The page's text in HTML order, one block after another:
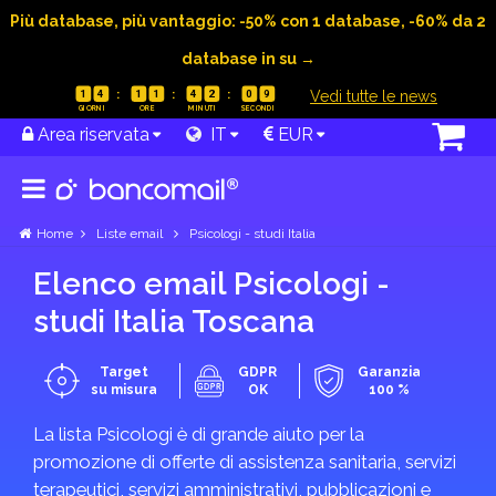
Più database, più vantaggio: -50% con 1 database, -60% da 2
database in su →
1 4 1 1 4 2 0 9 Vedi tutte le news
Area riservata IT EUR
Home Liste email Psicologi - studi Italia
Elenco email Psicologi -
studi Italia Toscana
Target
su misura
GDPR
OK
Garanzia
100 %
La lista Psicologi è di grande aiuto per la
promozione di offerte di assistenza sanitaria, servizi
terapeutici, servizi amministrativi, pubblicazioni e